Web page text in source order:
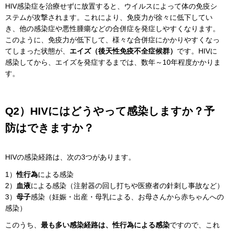
HIV感染症を治療せずに放置すると、ウイルスによって体の免疫シ
ステムが攻撃されます。これにより、免疫力が徐々に低下してい
き、他の感染症や悪性腫瘍などの合併症を発症しやすくなります。
このように、免疫力が低下して、様々な合併症にかかりやすくなっ
てしまった状態が、 エイズ（後天性免疫不全症候群） です。HIVに
感染してから、エイズを発症するまでは、数年～10年程度かかりま
す。
Q2）HIVにはどうやって感染しますか？予
防はできますか？
HIVの感染経路は、次の3つがあります。
1）性行為による感染
2）
血液による感染（注射器の回し打ちや医療者の針刺し事故など）
3） 母子感染（妊娠・出産・母乳による、お母さんから赤ちゃんへの
感染）
このうち、 最も多い感染経路は、性行為による感染ですので、これ